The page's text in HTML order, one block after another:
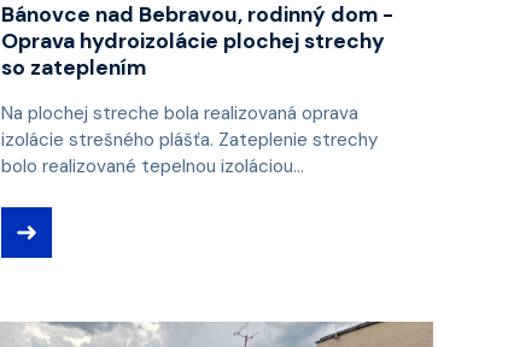
Bánovce nad Bebravou, rodinný dom -
Oprava hydroizolácie plochej strechy
so zateplením
Na plochej streche bola realizovaná oprava
izolácie strešného plášťa. Zateplenie strechy
bolo realizované tepelnou izoláciou...
➜